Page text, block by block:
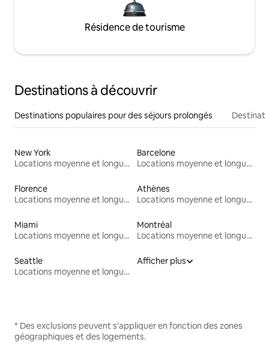
Résidence de tourisme
Destinations à découvrir
Destinations populaires pour des séjours prolongés
New York
Locations moyenne et longue durée
Barcelone
Locations moyenne et longue durée
Florence
Locations moyenne et longue durée
Athènes
Locations moyenne et longue durée
Miami
Locations moyenne et longue durée
Montréal
Locations moyenne et longue durée
Seattle
Locations moyenne et longue durée
Afficher plus
* Des exclusions peuvent s'appliquer en fonction des zones
géographiques et des logements.